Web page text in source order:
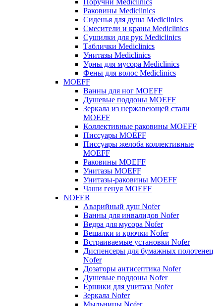
Поручни Mediclinics
Раковины Mediclinics
Сиденья для душа Mediclinics
Смесители и краны Mediclinics
Сушилки для рук Mediclinics
Таблички Mediclinics
Унитазы Mediclinics
Урны для мусора Mediclinics
Фены для волос Mediclinics
MOEFF
Ванны для ног MOEFF
Душевые поддоны MOEFF
Зеркала из нержавеющей стали
MOEFF
Коллективные раковины MOEFF
Писсуары MOEFF
Писсуары желоба коллективные
MOEFF
Раковины MOEFF
Унитазы MOEFF
Унитазы-раковины MOEFF
Чаши генуя MOEFF
NOFER
Аварийный душ Nofer
Ванны для инвалидов Nofer
Ведра для мусора Nofer
Вешалки и крючки Nofer
Встраиваемые установки Nofer
Диспенсеры для бумажных полотенец
Nofer
Дозаторы антисептика Nofer
Душевые поддоны Nofer
Ёршики для унитаза Nofer
Зеркала Nofer
Мыльницы Nofer